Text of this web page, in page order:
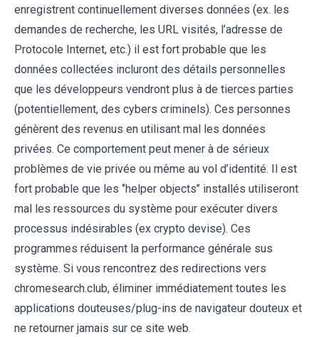
enregistrent continuellement diverses données (ex. les
demandes de recherche, les URL visités, l’adresse de
Protocole Internet, etc.) il est fort probable que les
données collectées incluront des détails personnelles
que les développeurs vendront plus à de tierces parties
(potentiellement, des cybers criminels). Ces personnes
génèrent des revenus en utilisant mal les données
privées. Ce comportement peut mener à de sérieux
problèmes de vie privée ou même au vol d’identité. Il est
fort probable que les ‘’helper objects’’ installés utiliseront
mal les ressources du système pour exécuter divers
processus indésirables (ex crypto devise). Ces
programmes réduisent la performance générale sus
système. Si vous rencontrez des redirections vers
chromesearch.club, éliminer immédiatement toutes les
applications douteuses/plug-ins de navigateur douteux et
ne retourner jamais sur ce site web.